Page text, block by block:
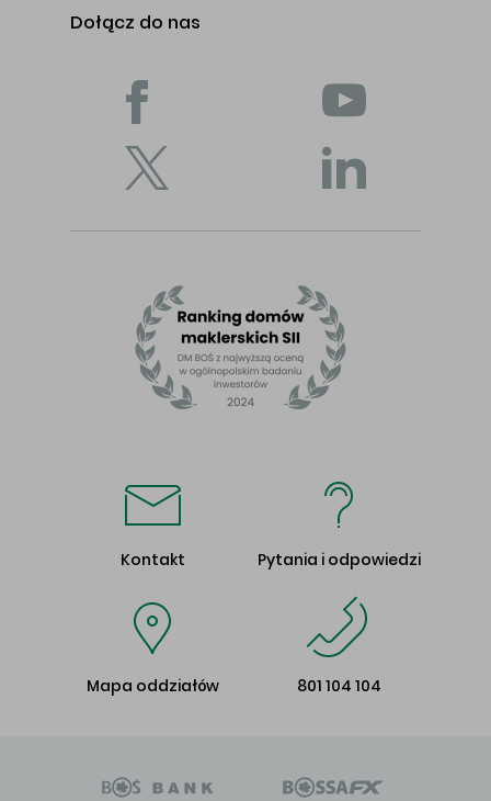
Dołącz do nas
Kontakt Pytania i odpowiedzi
Mapa oddziałów 801 104 104